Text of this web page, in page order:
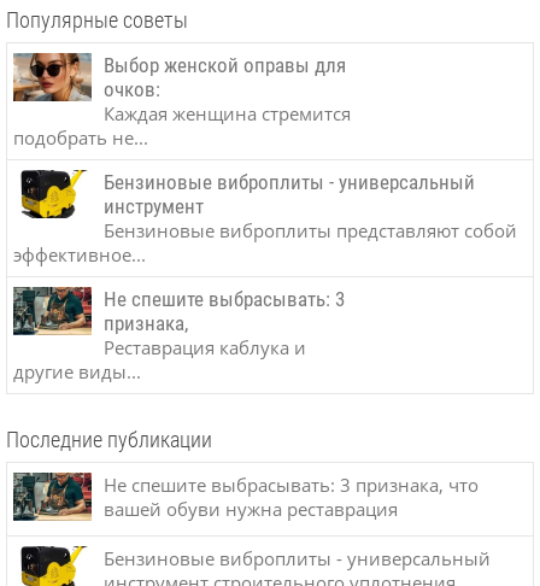
Популярные советы
Выбор женской оправы для
очков:
Каждая женщина стремится
подобрать не...
Бензиновые виброплиты - универсальный
инструмент
Бензиновые виброплиты представляют собой
эффективное...
Не спешите выбрасывать: 3
признака,
Реставрация каблука и
другие виды...
Последние публикации
Не спешите выбрасывать: 3 признака, что
вашей обуви нужна реставрация
Бензиновые виброплиты - универсальный